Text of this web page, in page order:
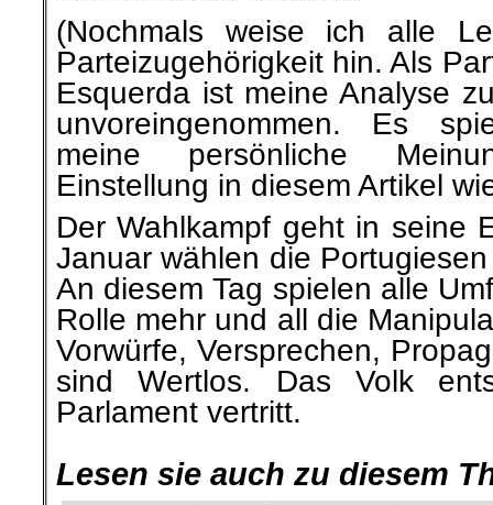
(Nochmals weise ich alle
Parteizugehörigkeit hin. Als
Esquerda ist meine Analyse
unvoreingenommen. Es
meine persönliche
Einstellung in diesem Artikel
Der Wahlkampf geht in seine
Januar wählen die
An diesem Tag spielen alle
Rolle mehr und all die
Vorwürfe, Versprechen,
sind Wertlos. Das Volk
Parlament vertritt.
Lesen sie auch zu diesem